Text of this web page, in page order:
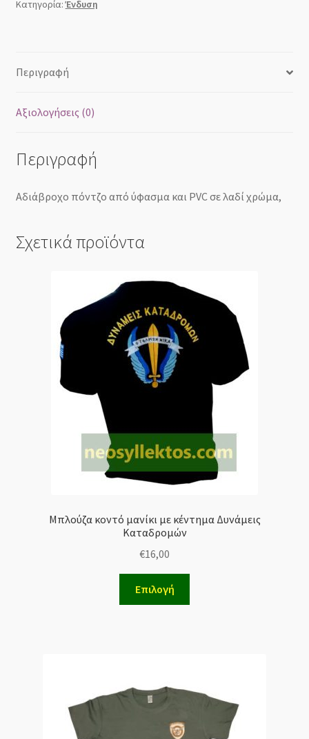
ποσότητα
Κατηγορία:Ένδυση
Περιγραφή
Αξιολογήσεις (0)
Περιγραφή
Αδιάβροχο πόντζο από ύφασμα και PVC σε λαδί χρώμα,
Σχετικά προϊόντα
Μπλούζα κοντό μανίκι με κέντημα Δυνάμεις
Καταδρομών
€16,00
Επιλογή